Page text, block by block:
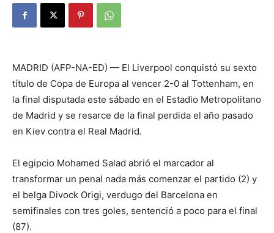
MADRID (AFP-NA-ED) — El Liverpool conquistó su sexto
título de Copa de Europa al vencer 2-0 al Tottenham, en
la final disputada este sábado en el Estadio Metropolitano
de Madrid y se resarce de la final perdida el año pasado
en Kiev contra el Real Madrid.
El egipcio Mohamed Salad abrió el marcador al
transformar un penal nada más comenzar el partido (2) y
el belga Divock Origi, verdugo del Barcelona en
semifinales con tres goles, sentenció a poco para el final
(87).